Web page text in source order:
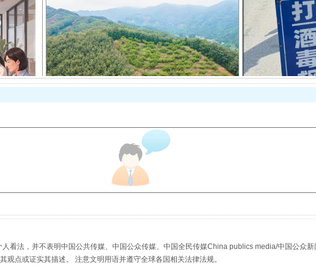
以产业富民促振兴 酒驾未
看法，并不表明中国公共传媒、中国公众传媒、中国全民传媒China publics media/中国公众
点或证实其描述。 注意文明用语并遵守全球各国相关法律法规。